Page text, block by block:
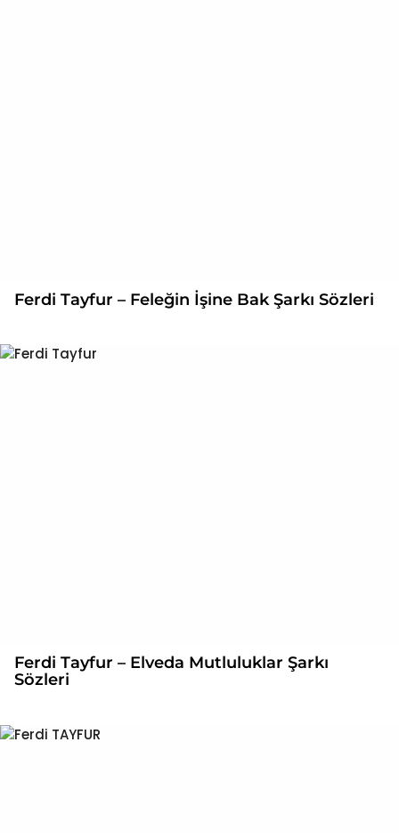
Ferdi Tayfur – Feleğin İşine Bak Şarkı Sözleri
Ferdi Tayfur – Elveda Mutluluklar Şarkı
Sözleri